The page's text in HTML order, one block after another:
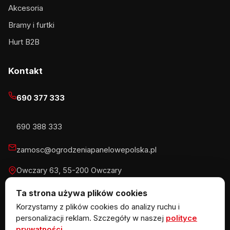
Ta strona używa plików cookies
Korzystamy z plików cookies do analizy ruchu i
personalizacji reklam. Szczegóły w naszej polityce
Akcesoria
Bramy i furtki
Hurt B2B
Kontakt
690 377 333
690 388 333
zamosc@ogrodzeniapanelowepolska.pl
Owczary 63, 55-200 Owczary
Pn-Pt 8-16, Sb 8-13:30